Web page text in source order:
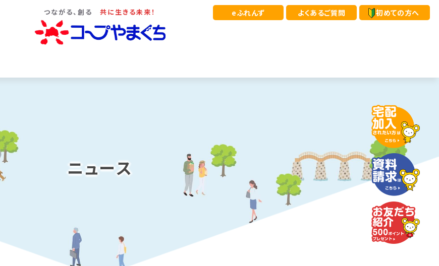
eふれんず よくあるご質問 初めての方へ
つながる、創る 共に生きる未来！
ニュース